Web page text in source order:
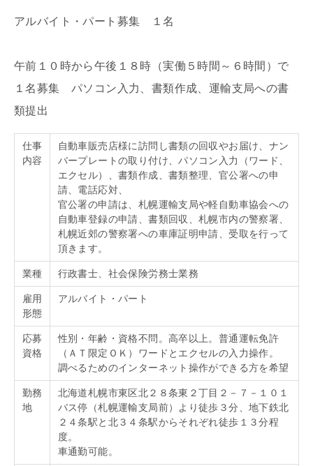
アルバイト・パート募集 １名
午前１０時から午後１８時（実働５時間～６時間）で
１名募集 パソコン入力、書類作成、運輸支局への書
類提出
仕事
内容
自動車販売店様に訪問し書類の回収やお届け、ナン
バープレートの取り付け、パソコン入力（ワード、
エクセル）、書類作成、書類整理、官公署への申
請、電話応対、
官公署の申請は、札幌運輸支局や軽自動車協会への
自動車登録の申請、書類回収、札幌市内の警察署、
札幌近郊の警察署への車庫証明申請、受取を行って
頂きます。
業種 行政書士、社会保険労務士業務
雇用
形態
アルバイト・パート
応募
資格
性別・年齢・資格不問。高卒以上。普通運転免許
（ＡＴ限定ＯＫ）ワードとエクセルの入力操作。
調べるためのインターネット操作ができる方を希望
勤務
地
北海道札幌市東区北２８条東２丁目２－７－１０１
バス停（札幌運輸支局前）より徒歩３分、地下鉄北
２４条駅と北３４条駅からそれぞれ徒歩１３分程
度。
車通勤可能。